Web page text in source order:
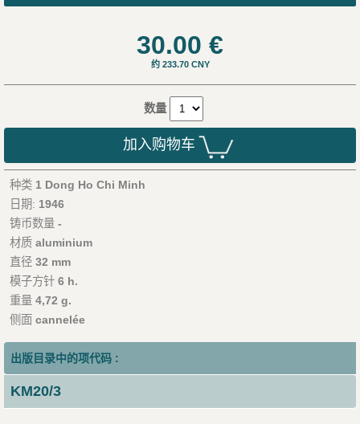
30.00 €
约 233.70 CNY
数量
加入购物车
种类 1 Dong Ho Chi Minh
日期: 1946
铸币数量 -
材质 aluminium
直径 32 mm
模子方针 6 h.
重量 4,72 g.
侧面 cannelée
出版目录中的项代码 :
KM20/3